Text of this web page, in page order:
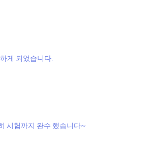
게 되었습니다.
시험까지 완수 했습니다~